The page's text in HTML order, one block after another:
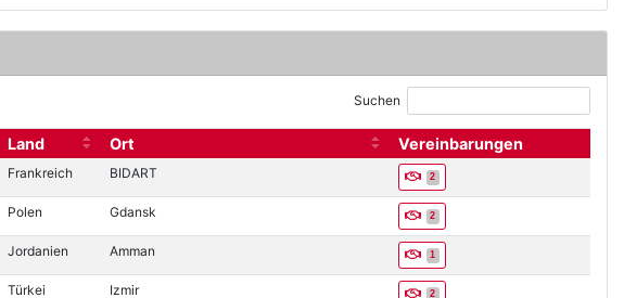
Suchen
Land Ort
Vereinbarungen
Frankreich BIDART 2
Polen Gdansk 2
Jordanien Amman 1
Türkei Izmir 2